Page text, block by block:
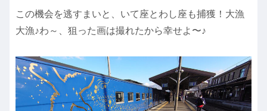
この機会を逃すまいと、いて座とわし座も捕獲！大漁
大漁♪わ～、狙った画は撮れたから幸せよ〜♪